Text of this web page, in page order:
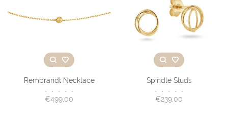
Rembrandt Necklace
• • • • •
€499,00
Spindle Studs
• • • • •
€239,00